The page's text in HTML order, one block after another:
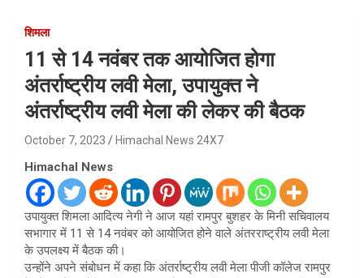
शिमला
11 से 14 नवंबर तक आयोजित होगा
अंतर्राष्ट्रीय लवी मेला, उपायुक्त ने
अंतर्राष्ट्रीय लवी मेला की लेकर की बैठक
October 7, 2023 Himachal News 24X7
Himachal News
उपायुक्त शिमला आदित्य नेगी ने आज यहां रामपुर बुशहर के मिनी सचिवालय
सभागार में 11 से 14 नवंबर को आयोजित होने वाले अंतरराष्ट्रीय लवी मेला
के उपलक्ष्य में बैठक की।
उन्होंने अपने संबोधन में कहा कि अंतर्राष्ट्रीय लवी मेला पीजी कॉलेज रामपुर